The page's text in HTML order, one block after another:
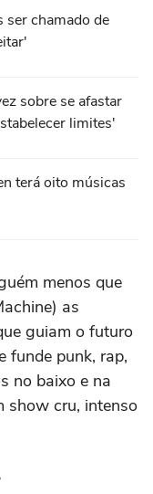
ser chamado de
sobre se afastar
limites'
terá oito músicas
menos que
as
guiam o futuro
funde punk, rap,
no baixo e na
show cru, intenso